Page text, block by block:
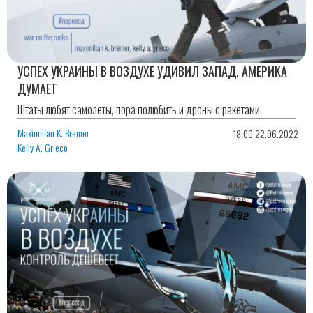
УСПЕХ УКРАИНЫ В ВОЗДУХЕ УДИВИЛ ЗАПАД. АМЕРИКА
ДУМАЕТ
Штаты любят самолёты, пора полюбить и дроны с ракетами.
Maximilian K. Bremer
Kelly A. Grieco
18:00 22.06.2022